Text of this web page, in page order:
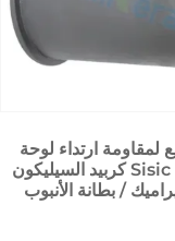
لمقاومة ارتداء لوحة
كربيد السيليكون Sisic مكعب